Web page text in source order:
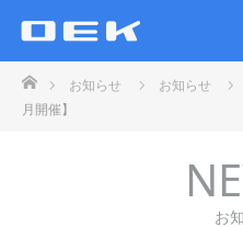
ホームお知らせ お知らせ
月開催】
お